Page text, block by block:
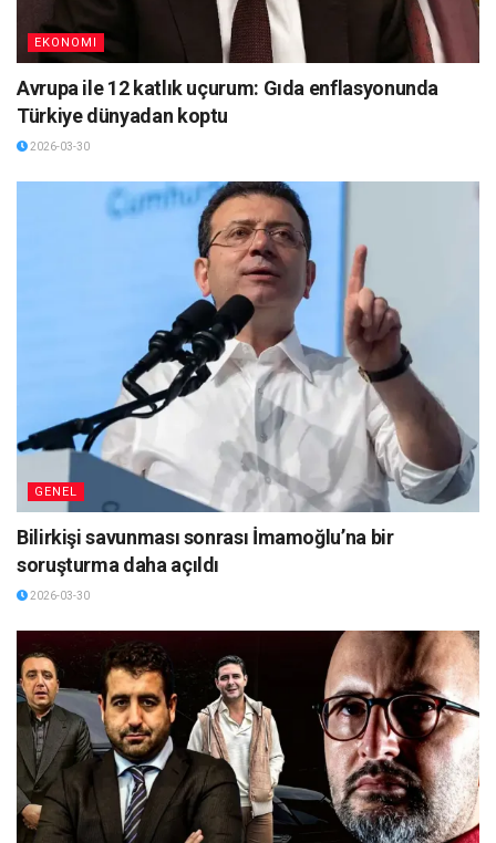
EKONOMI
Avrupa ile 12 katlık uçurum: Gıda enflasyonunda
Türkiye dünyadan koptu
2026-03-30
GENEL
Bilirkişi savunması sonrası İmamoğlu’na bir
soruşturma daha açıldı
2026-03-30